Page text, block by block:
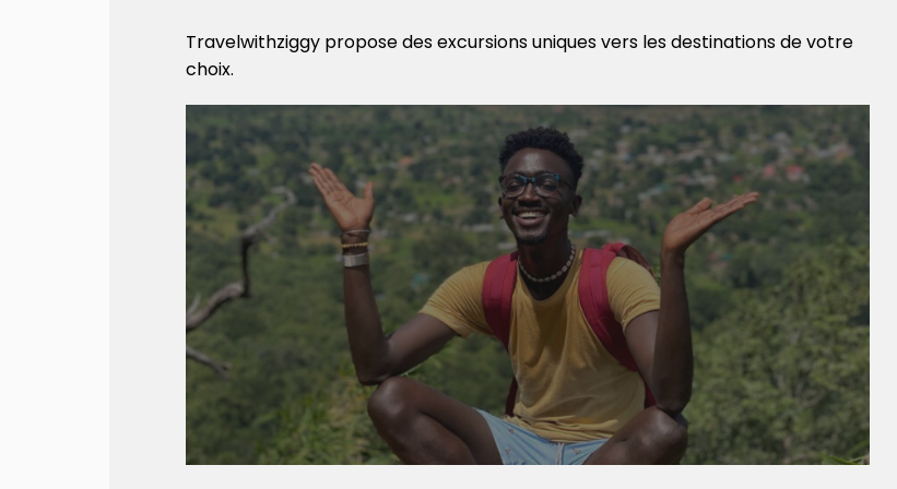
Travelwithziggy propose des excursions uniques vers les destinations de votre
choix.